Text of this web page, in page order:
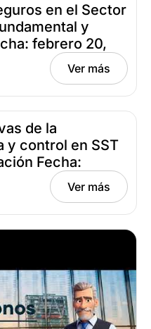
en el Sector
y
febrero 20,
Ver más
de la
y control en SST
Fecha:
Ver más